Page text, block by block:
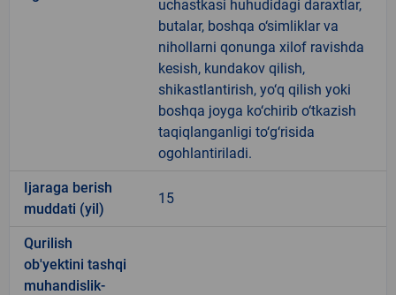
uchastkasi huhudidagi daraxtlar,
butalar, boshqa o‘simliklar va
nihollarni qonunga xilof ravishda
kesish, kundakov qilish,
shikastlantirish, yo‘q qilish yoki
boshqa joyga ko‘chirib o‘tkazish
taqiqlanganligi to‘g‘risida
ogohlantiriladi.
Ijaraga berish
muddati (yil)
15
Qurilish
ob'yektini tashqi
muhandislik-